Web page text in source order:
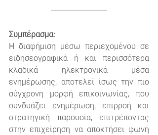
Συμπέρασμα:
Η διαφήμιση μέσω περιεχομένου σε
ειδησεογραφικά ή και περισσότερα
κλαδικά ηλεκτρονικά μέσα
ενημέρωσης, αποτελεί ίσως την πιο
σύγχρονη μορφή επικοινωνίας, που
συνδυάζει ενημέρωση, επιρροή και
στρατηγική παρουσία, επιτρέποντας
στην επιχείρηση να αποκτήσει φωνή